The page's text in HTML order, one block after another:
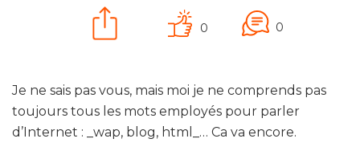
0 0
Je ne sais pas vous, mais moi je ne comprends pas
toujours tous les mots employés pour parler
d’Internet : _wap, blog, html_… Ca va encore.